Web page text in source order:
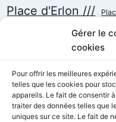
Gérer le
cookies
Pour offrir les meilleures
telles que les cookies pour
appareils. Le fait de consentir
traiter des données telles que
uniques sur ce site. Le fait de
Place d'Erlon ///
Place de la République /// Place
Place du Forum/des
Rue Buirette /// Rue Carnot ///
Rue Cérès /// Rue de l'Etape ///
Rue de Vesle /// Rue